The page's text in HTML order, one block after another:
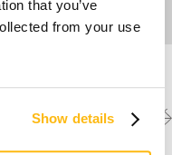
that you’ve
from your use
Show details
project